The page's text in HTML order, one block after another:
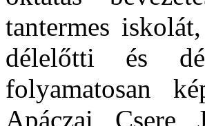
tantermes
délelőtti és
folyamatosan
Apáczai Csere